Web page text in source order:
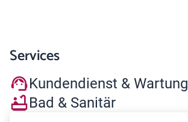
Services
Kundendienst & Wartung
Bad & Sanitär